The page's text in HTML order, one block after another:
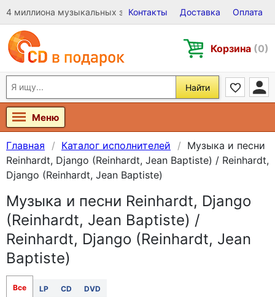
4 миллиона музыкальных записей на Виниле, CD и DVD
Контакты Доставка Оплата
Корзина (0)
Найти
Меню
Главная Каталог исполнителей
Музыка и песни
Reinhardt, Django (Reinhardt, Jean Baptiste) / Reinhardt,
Django (Reinhardt, Jean Baptiste)
Музыка и песни Reinhardt, Django
(Reinhardt, Jean Baptiste) /
Reinhardt, Django (Reinhardt, Jean
Baptiste)
Все LP CD DVD